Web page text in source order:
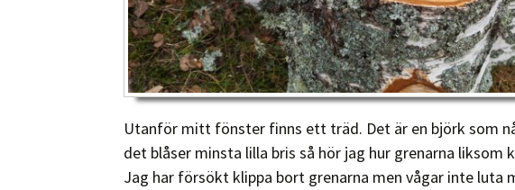
Utanför mitt fönster finns ett träd. Det är en björk som
det blåser minsta lilla bris så hör jag hur grenarna
Jag har försökt klippa bort grenarna men vågar inte